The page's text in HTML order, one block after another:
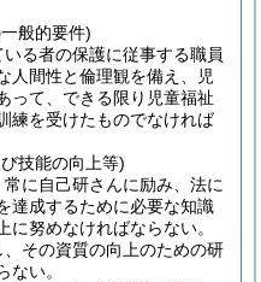
般的要件)
る者の保護に従事する職員
人間性と倫理観を備え、児
って、できる限り児童福祉
練を受けたものでなければ
技能の向上等)
に自己研さんに励み、法に
達成するために必要な知識
努めなければならない。
その資質の向上のための研
ない。